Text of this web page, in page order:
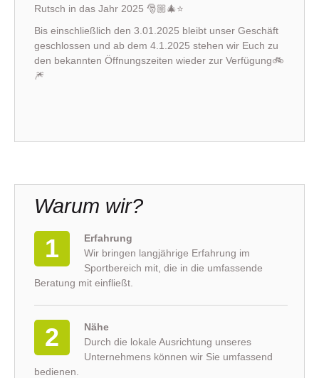
Rutsch in das Jahr 2025 🎅🏼🎄⭐️
Bis einschließlich den 3.01.2025 bleibt unser Geschäft
geschlossen und ab dem 4.1.2025 stehen wir Euch zu
den bekannten Öffnungszeiten wieder zur Verfügung🚲
🎆
Warum wir?
1
Erfahrung
Wir bringen langjährige Erfahrung im
Sportbereich mit, die in die umfassende
Beratung mit einfließt.
2
Nähe
Durch die lokale Ausrichtung unseres
Unternehmens können wir Sie umfassend
bedienen.